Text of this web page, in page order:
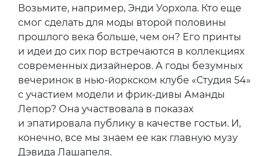
Возьмите, например, Энди Уорхола. Кто еще
смог сделать для моды второй половины
прошлого века больше, чем он? Его принты
и идеи до сих пор встречаются в коллекциях
современных дизайнеров. А годы безумных
вечеринок в нью-йоркском клубе «Студия 54»
с участием модели и фрик-дивы Аманды
Лепор? Она участвовала в показах
и эпатировала публику в качестве гостьи. И,
конечно, все мы знаем ее как главную музу
Дэвида Лашапеля.